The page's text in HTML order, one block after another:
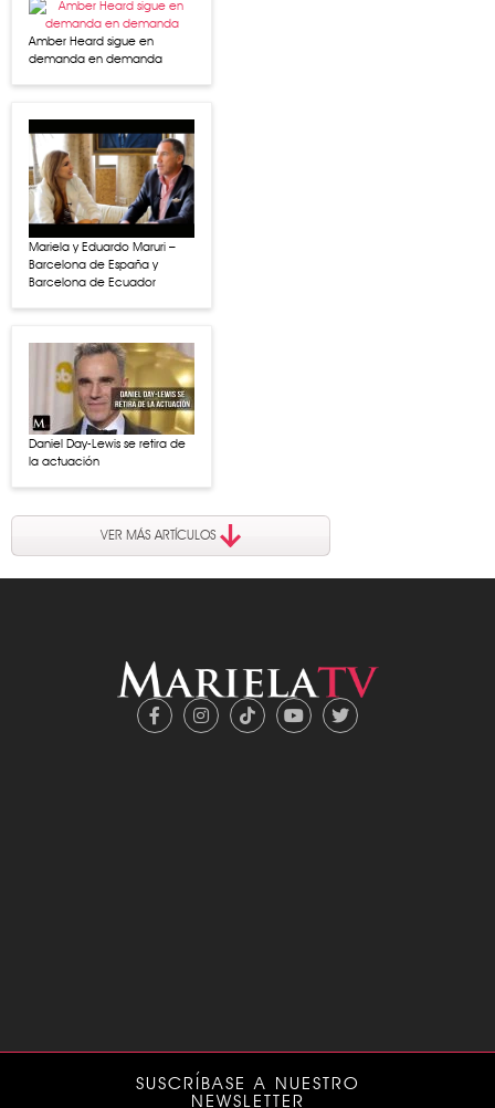
Amber Heard sigue en
demanda en demanda
Mariela y Eduardo Maruri –
Barcelona de España y
Barcelona de Ecuador
Daniel Day-Lewis se retira de
la actuación
VER MÁS ARTÍCULOS
SUSCRÍBASE A NUESTRO
NEWSLETTER